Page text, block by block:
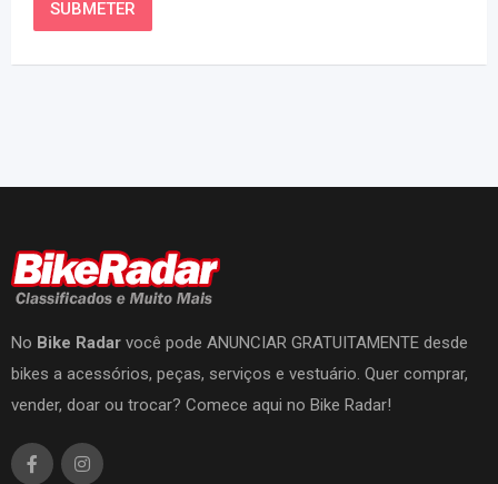
No Bike Radar você pode ANUNCIAR GRATUITAMENTE desde
bikes a acessórios, peças, serviços e vestuário. Quer comprar,
vender, doar ou trocar? Comece aqui no Bike Radar!